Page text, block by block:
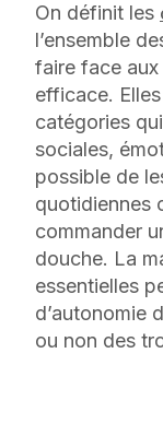
On définit les
l’ensemble
faire face
efficace.
catégories
sociales,
possible de
quotidiennes
commander
douche. La
essentielles
d’autonomie
ou non des